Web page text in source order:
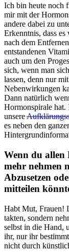
Ich bin heute noch
mir mit der
andere dabei zu
Erkenntnis, dass
nach dem
entstandenen
auch um den
sich, wenn man
lassen, denn nur
Nebenwirkungen
Dann natürlich
Hormonspirale hat.
unsere
es neben den
Wenn du allen
mehr nehmen
Abzusetzen
mitteilen
Habt Mut, Frauen!
takten, sondern
selbst in die Hand,
ihr, nur ihr
nicht durch